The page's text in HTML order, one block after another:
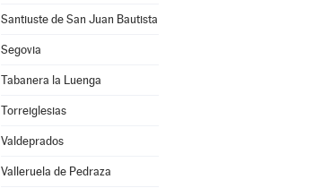
Santiuste de San Juan Bautista
Segovia
Tabanera la Luenga
Torreiglesias
Valdeprados
Valleruela de Pedraza